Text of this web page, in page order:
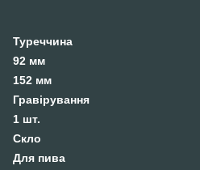
Туреччина
92 мм
152 мм
Гравірування
1 шт.
Скло
Для пива